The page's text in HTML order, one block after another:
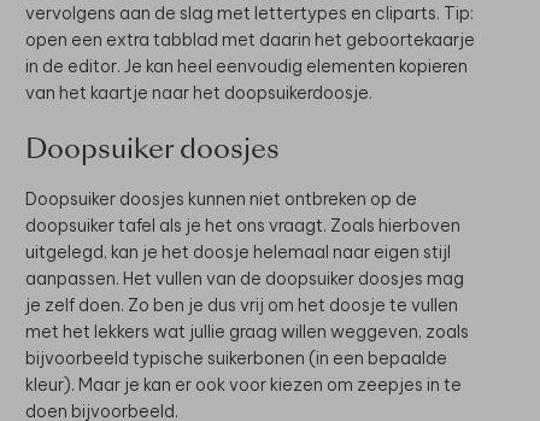
vervolgens aan de slag met lettertypes en cliparts. Tip:
open een extra tabblad met daarin het geboortekaarje
in de editor. Je kan heel eenvoudig elementen kopieren
van het kaartje naar het doopsuikerdoosje.
Doopsuiker doosjes
Doopsuiker doosjes kunnen niet ontbreken op de
doopsuiker tafel als je het ons vraagt. Zoals hierboven
uitgelegd, kan je het doosje helemaal naar eigen stijl
aanpassen. Het vullen van de doopsuiker doosjes mag
je zelf doen. Zo ben je dus vrij om het doosje te vullen
met het lekkers wat jullie graag willen weggeven, zoals
bijvoorbeeld typische suikerbonen (in een bepaalde
kleur). Maar je kan er ook voor kiezen om zeepjes in te
doen bijvoorbeeld.